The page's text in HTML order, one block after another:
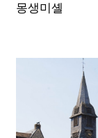
몽생미셸